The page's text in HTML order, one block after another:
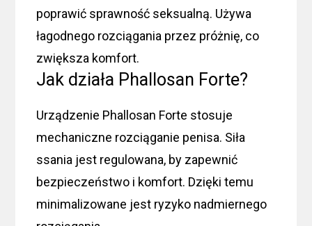
poprawić sprawność seksualną. Używa
łagodnego rozciągania przez próżnię, co
zwiększa komfort.
Jak działa Phallosan Forte?
Urządzenie Phallosan Forte stosuje
mechaniczne rozciąganie penisa. Siła
ssania jest regulowana, by zapewnić
bezpieczeństwo i komfort. Dzięki temu
minimalizowane jest ryzyko nadmiernego